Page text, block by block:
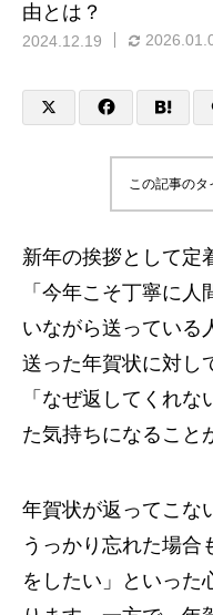
由とは？
2024.12.19
この記事の
新年の挨拶として定
「今年こそ丁寧に
いながら送っている
送った年賀状に対し
「なぜ返してくれ
た気持ちになること
年賀状が返ってこな
うっかり忘れた場合
をしたい」といった